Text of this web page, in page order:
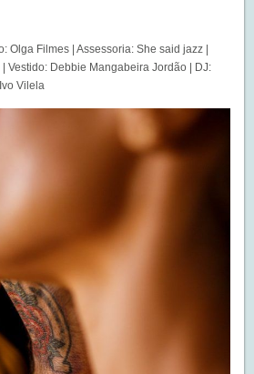
Olga Filmes | Assessoria: She said jazz |
Vestido: Debbie Mangabeira Jordão | DJ:
Vilela